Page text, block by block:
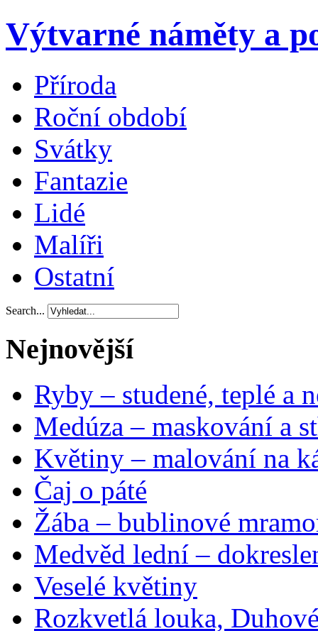
Výtvarné náměty a
Příroda
Roční období
Svátky
Fantazie
Lidé
Malíři
Ostatní
Search...
Nejnovější
Ryby – studené, teplé a
Medúza – maskování a
Květiny – malování na
Čaj o páté
Žába – bublinové
Medvěd lední –
Veselé květiny
Rozkvetlá louka,